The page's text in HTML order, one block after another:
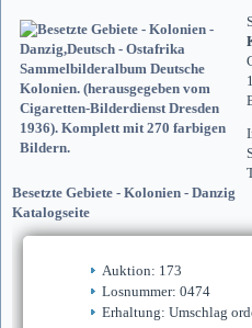
Besetzte Gebiete - Kolonien - Danzig
Katalogseite
Auktion: 173
Losnummer: 0474
Erhaltung: Umschlag